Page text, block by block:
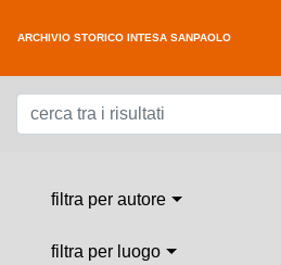
ARCHIVIO STORICO INTESA SANPAOLO
filtra per autore
filtra per luogo